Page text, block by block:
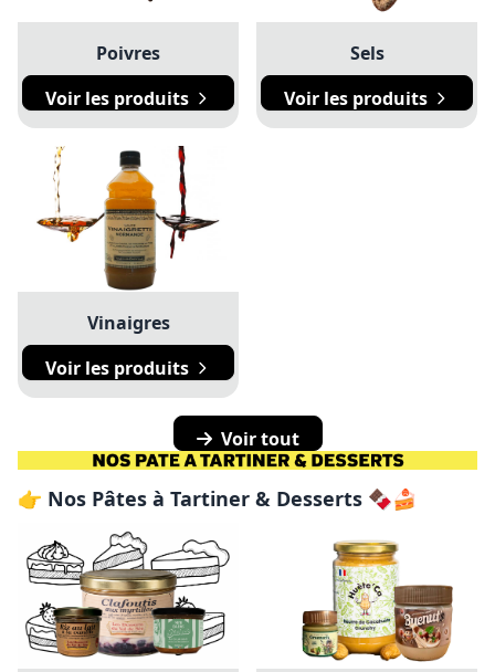
Poivres
Voir les produits
Sels
Voir les produits
Vinaigres
Voir les produits
Voir tout
👉 Nos Pâtes à Tartiner & Desserts 🍫🍰